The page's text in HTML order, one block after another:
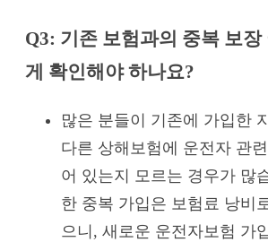
Q3: 기존 보험과의 중복 보장
게 확인해야 하나요?
많은 분들이 기존에 가입한
다른 상해보험에 운전자 관
어 있는지 모르는 경우가 많
한 중복 가입은 보험료 낭비
으니, 새로운 운전자보험 가